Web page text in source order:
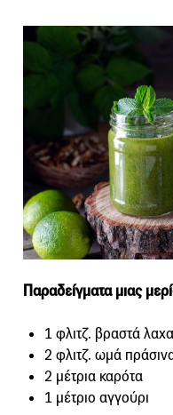
Παραδείγματα μιας
1 φλιτζ. βραστά
2 φλιτζ. ωμά
2 μέτρια καρότα
1 μέτριο αγγούρι